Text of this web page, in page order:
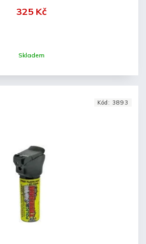
Skladem
325 Kč
● výstřik má...
Kód: 3893